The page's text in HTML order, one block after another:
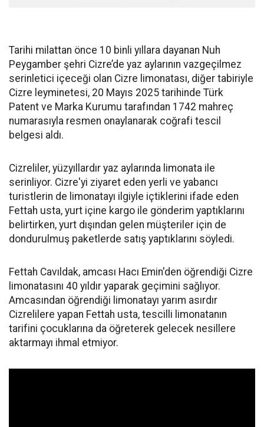
Tarihi milattan önce 10 binli yıllara dayanan Nuh
Peygamber şehri Cizre’de yaz aylarının vazgeçilmez
serinletici içeceği olan Cizre limonatası, diğer tabiriyle
Cizre leyminetesi, 20 Mayıs 2025 tarihinde Türk
Patent ve Marka Kurumu tarafından 1742 mahreç
numarasıyla resmen onaylanarak coğrafi tescil
belgesi aldı.
Cizreliler, yüzyıllardır yaz aylarında limonata ile
serinliyor. Cizre'yi ziyaret eden yerli ve yabancı
turistlerin de limonatayı ilgiyle içtiklerini ifade eden
Fettah usta, yurt içine kargo ile gönderim yaptıklarını
belirtirken, yurt dışından gelen müşteriler için de
dondurulmuş paketlerde satış yaptıklarını söyledi.
Fettah Cavıldak, amcası Hacı Emin'den öğrendiği Cizre
limonatasını 40 yıldır yaparak geçimini sağlıyor.
Amcasından öğrendiği limonatayı yarım asırdır
Cizrelilere yapan Fettah usta, tescilli limonatanın
tarifini çocuklarına da öğreterek gelecek nesillere
aktarmayı ihmal etmiyor.